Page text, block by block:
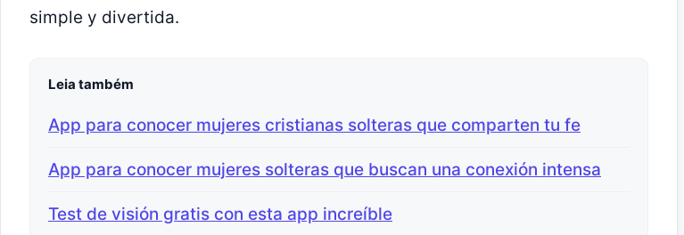
simple y divertida.
Leia também
App para conocer mujeres cristianas solteras que comparten tu fe
App para conocer mujeres solteras que buscan una conexión intensa
Test de visión gratis con esta app increíble